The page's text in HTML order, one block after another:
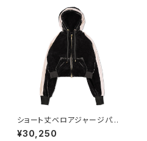
ショート丈ベロアジャージパー
カー BLACK
¥30,250